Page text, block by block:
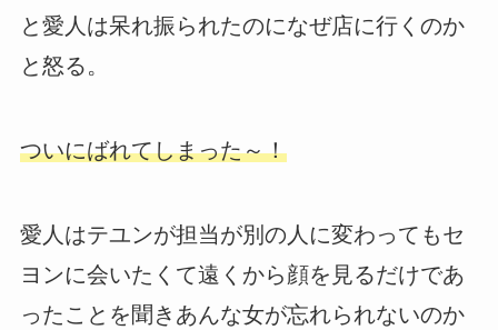
と愛人は呆れ振られたのになぜ店に行くのか
と怒る。
ついにばれてしまった～！
愛人はテユンが担当が別の人に変わってもセ
ヨンに会いたくて遠くから顔を見るだけであ
ったことを聞きあんな女が忘れられないのか